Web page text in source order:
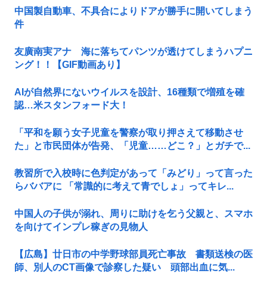
中国製自動車、不具合によりドアが勝手に開いてしまう
件
友廣南実アナ 海に落ちてパンツが透けてしまうハプニ
ング！！【GIF動画あり】
AIが自然界にないウイルスを設計、16種類で増殖を確
認…米スタンフォード大！
「平和を願う女子児童を警察が取り押さえて移動させ
た」と市民団体が告発、「児童……どこ？」とガチで...
教習所で入校時に色判定があって「みどり」って言った
らババアに 「常識的に考えて青でしょ」ってキレ...
中国人の子供が溺れ、周りに助けを乞う父親と、スマホ
を向けてインプレ稼ぎの見物人
【広島】廿日市の中学野球部員死亡事故 書類送検の医
師、別人のCT画像で診察した疑い 頭部出血に気...